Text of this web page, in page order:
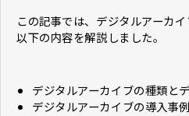
この記事では、デジタルアーカイ
以下の内容を解説しました。
デジタルアーカイブの種類と
デジタルアーカイブの導入事例